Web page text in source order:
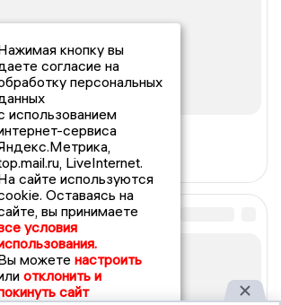
кнопку вы
согласие на
персональных
использованием
сервиса
LiveInternet.
сайте используются
Оставаясь на
вы принимаете
условия
можете настроить
отклонить и
сайт